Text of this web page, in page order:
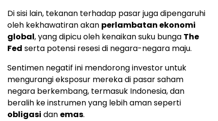
Di sisi lain, tekanan terhadap pasar juga dipengaruhi
oleh kekhawatiran akan perlambatan ekonomi
global, yang dipicu oleh kenaikan suku bunga The
Fed serta potensi resesi di negara-negara maju.
Sentimen negatif ini mendorong investor untuk
mengurangi eksposur mereka di pasar saham
negara berkembang, termasuk Indonesia, dan
beralih ke instrumen yang lebih aman seperti
obligasi dan emas.